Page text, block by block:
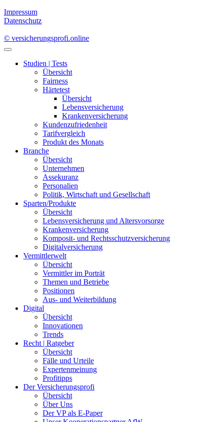
Impressum
Datenschutz
© versicherungsprofi.online
Studien | Tests
Übersicht
Fairness
Härtetest
Übersicht
Lebensversicherung
Krankenversicherung
Kundenzufriedenheit
Tarifvergleich
Produkt des Monats
Branche
Übersicht
Unternehmen
Assekuranz
Personalien
Politik, Wirtschaft und Gesellschaft
Sparten/Produkte
Übersicht
Lebensversicherung und Altersvorsorge
Krankenversicherung
Komposit- und Rechtsschutzversicherung
Digitalversicherung
Vermittlerwelt
Übersicht
Vermittler im Porträt
Themen und Betriebe
Positionen
Aus- und Weiterbildung
Digital
Übersicht
Innovationen
Trends
Recht | Ratgeber
Übersicht
Fälle und Urteile
Expertenmeinung
Profitipps
Der Versicherungsprofi
Übersicht
Über Uns
Der VP als E-Paper